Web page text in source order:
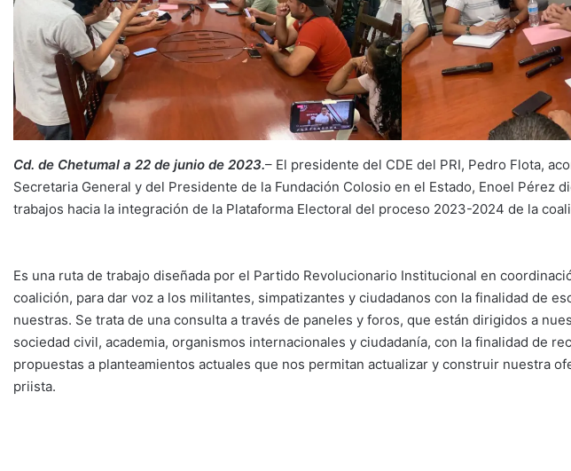
Cd. de Chetumal a 22 de junio de 2023.– El presidente del CDE del PRI, Pedro Flota,
Secretaria General y del Presidente de la Fundación Colosio en el Estado, Enoel Pérez
trabajos hacia la integración de la Plataforma Electoral del proceso 2023-2024 de la
Es una ruta de trabajo diseñada por el Partido Revolucionario Institucional en
coalición, para dar voz a los militantes, simpatizantes y ciudadanos con la finalidad de
nuestras. Se trata de una consulta a través de paneles y foros, que están dirigidos a
sociedad civil, academia, organismos internacionales y ciudadanía, con la finalidad de
propuestas a planteamientos actuales que nos permitan actualizar y construir nuestra
priista.